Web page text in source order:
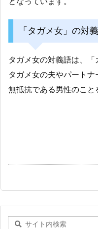
「タガメ女」の対
タガメ女の対義語は、「
タガメ女の夫やパート
無抵抗である男性のこと